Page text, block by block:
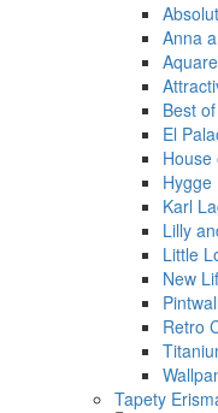
Anna
Best
El
House
Karl
Lilly
Little
New
Retro
Tapety